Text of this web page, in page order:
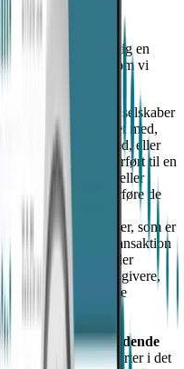
anmodning give dig en
tjenesteudbydere, som vi
vi, vores tilknyttede selskaber
opkøbt af, fusioneret med,
en anden virksomhed, eller
eller kan blive overført til en
del af en konkurs- eller
måde, kan vi overføre de
dig, til den anden
personoplysninger, som er
af en sådan transaktion
finansiering eller
og andre rådgivere,
som en del af due
at planlægge en
i henhold til gældende
til andre parter i det